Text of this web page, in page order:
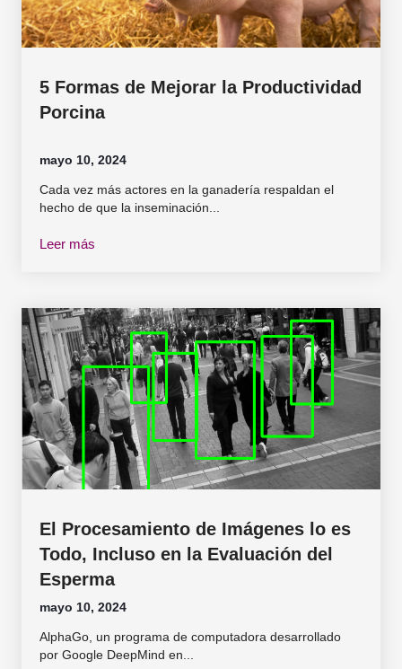
5 Formas de Mejorar la Productividad
Porcina
mayo 10, 2024
Cada vez más actores en la ganadería respaldan el
hecho de que la inseminación...
Leer más
El Procesamiento de Imágenes lo es
Todo, Incluso en la Evaluación del
Esperma
mayo 10, 2024
AlphaGo, un programa de computadora desarrollado
por Google DeepMind en...